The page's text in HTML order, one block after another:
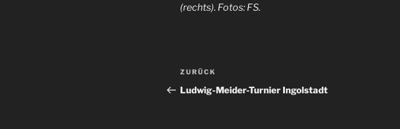
(rechts). Fotos: FS.
Beitragsnavigation
Vorheriger
Beitrag
ZURÜCK
Ludwig-Meider-Turnier Ingolstadt